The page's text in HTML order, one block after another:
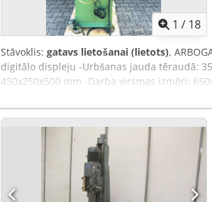
1 / 18
Stāvoklis: gatavs lietošanai (lietots),
digitālo displeju -Urbšanas jauda tēraudā:
450x250x500 mm -Darba virsmas izmēri:
Heidenhain digitālais displejs -Ātruma
padeve -Atbalsta garums: 320 mm -
var grozīties Dodpezlg I Njfx Aqveck -
panelis -Rotējošā darba virsma -Mašīnas
x 1,1 x 1,9 metri / svars apm. 800 kg Kļūdas